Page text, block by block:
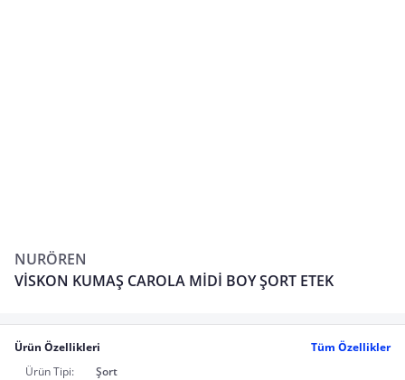
NURÖREN
VİSKON KUMAŞ CAROLA MİDİ BOY ŞORT ETEK
Ürün Özellikleri
Tüm Özellikler
Ürün Tipi:
Şort